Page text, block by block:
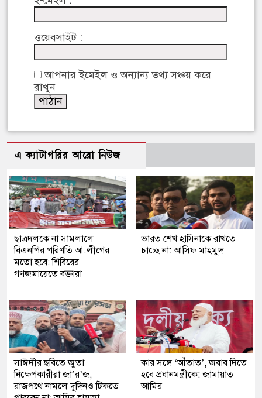
ওয়েবসাইট :
আপনার ইমেইল ও অন্যান্য তথ্য সঞ্চয় করে
রাখুন
এ ক্যাটাগরির আরো নিউজ
ছাত্রদলকে না সামলালে
বিএনপির পরিণতি আ.লীগের
মতো হবে: শিবিরের
গণজমায়েতে বক্তারা
ভারত শেখ হাসিনাকে রাখতে
চাচ্ছে না: আসিফ মাহমুদ
সাঈদীর ছবিতে জুতা
নিক্ষেপকারীরা জা’র’জ,
রাজপথে নামলে দুদিনও টিকতে
কার সঙ্গে ‘আঁতাত’, জবাব দিতে
হবে প্রধানমন্ত্রীকে: জামায়াত
আমির